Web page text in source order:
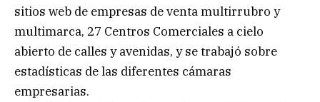
sitios web de empresas de venta multirrubro y
multimarca, 27 Centros Comerciales a cielo
abierto de calles y avenidas, y se trabajó sobre
estadísticas de las diferentes cámaras
empresarias.